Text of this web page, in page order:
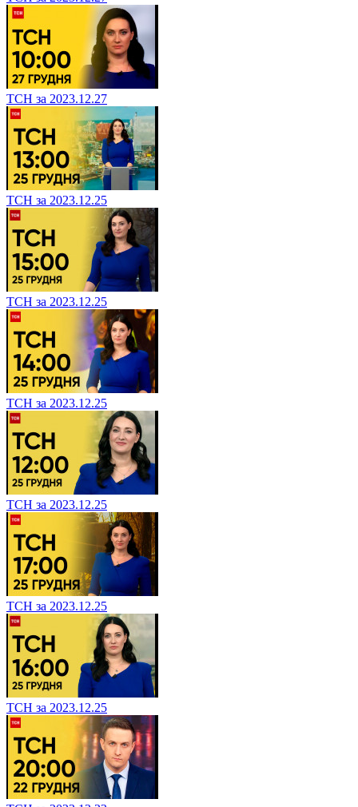
ТСН за 2023.12.27
ТСН за 2023.12.25
ТСН за 2023.12.25
ТСН за 2023.12.25
ТСН за 2023.12.25
ТСН за 2023.12.25
ТСН за 2023.12.25